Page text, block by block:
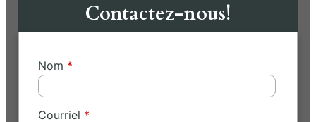
Contactez-nous!
Nom
Courriel